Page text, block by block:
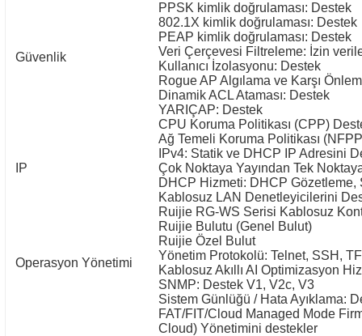
Güvenlik
PPSK kimlik doğrulaması: Destek
802.1X kimlik doğrulaması: Destek
PEAP kimlik doğrulaması: Destek
Veri Çerçevesi Filtreleme: İzin
Kullanıcı İzolasyonu: Destek
Rogue AP Algılama ve Karşı
Dinamik ACL Ataması: Destek
YARIÇAP: Destek
CPU Koruma Politikası (CPP)
Ağ Temeli Koruma Politikası
IP
IPv4: Statik ve DHCP IP Adresini
Çok Noktaya Yayından Tek
DHCP Hizmeti: DHCP
Operasyon Yönetimi
Kablosuz LAN Denetleyicilerini
Ruijie RG-WS Serisi Kablosuz
Ruijie Bulutu (Genel Bulut)
Ruijie Özel Bulut
Yönetim Protokolü: Telnet, SSH,
Kablosuz Akıllı AI Optimizasyon
SNMP: Destek V1, V2c, V3
Sistem Günlüğü / Hata Ayıklama:
FAT/FIT/Cloud Managed Mode
Cloud) Yönetimini destekler